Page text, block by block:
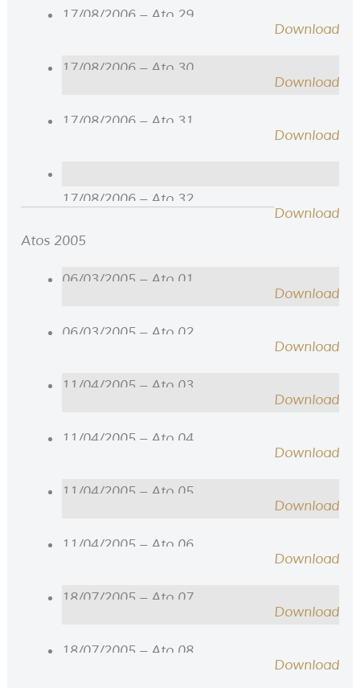
17/08/2006 – Ato 29
Download
17/08/2006 – Ato 30
Download
17/08/2006 – Ato 31
Download
17/08/2006 – Ato 32
Download
Atos 2005
06/03/2005 – Ato 01
Download
06/03/2005 – Ato 02
Download
11/04/2005 – Ato 03
Download
11/04/2005 – Ato 04
Download
11/04/2005 – Ato 05
Download
11/04/2005 – Ato 06
Download
18/07/2005 – Ato 07
Download
18/07/2005 – Ato 08
Download